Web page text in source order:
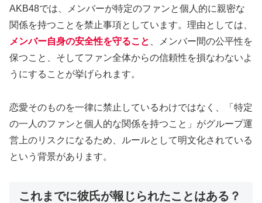
AKB48では、メンバーが特定のファンと個人的に親密な
関係を持つことを禁止事項としています。理由としては、
メンバー自身の安全性を守ること
、メンバー間の公平性を
保つこと、そしてファン全体からの信頼性を損なわないよ
うにすることが挙げられます。
恋愛そのものを一律に禁止しているわけではなく、「特定
の一人のファンと個人的な関係を持つこと」がグループ運
営上のリスクになるため、ルールとして明文化されている
という背景があります。
これまでに彼氏が報じられたことはある？